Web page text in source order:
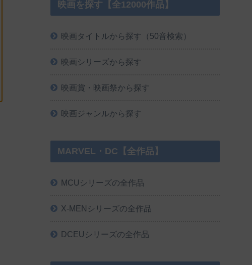
映画を探す【全12000作品】
映画タイトルから探す（50音検索）
映画シリーズから探す
映画賞・映画祭から探す
映画ジャンルから探す
MARVEL・DC【全作品】
MCUシリーズの全作品
X-MENシリーズの全作品
DCEUシリーズの全作品